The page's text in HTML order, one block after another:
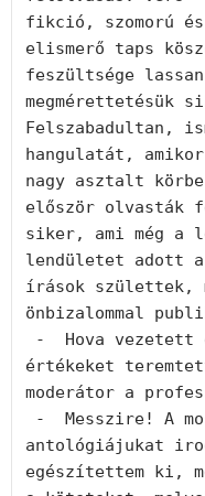
fikció, szomorú
elismerő taps
feszültsége
megmérettetésük
Felszabadultan,
hangulatát,
nagy asztalt
először olvasták
siker, ami még a
lendületet adott a
írások születtek,
önbizalommal
értékeket
moderátor a
antológiájukat
egészítettem ki,